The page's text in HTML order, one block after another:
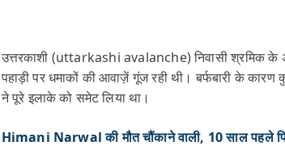
उत्तरकाशी (uttarkashi avalanche) निवासी श्रमिक के
पहाड़ी पर धमाकों की आवाज़ें गूंज रही थी। बर्फबारी के
ने पूरे इलाके को समेट लिया था।
Himani Narwal की मौत चौंकाने वाली, 10 साल पहले